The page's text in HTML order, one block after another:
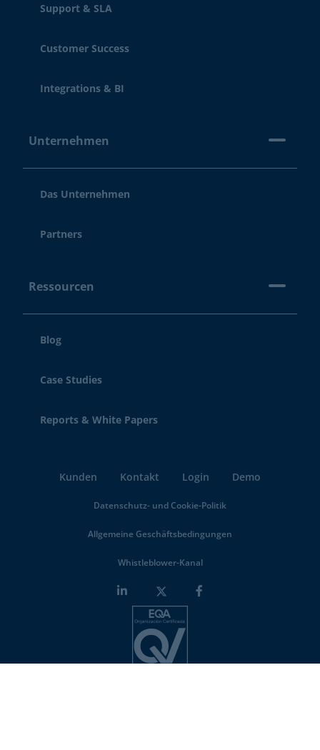
Support & SLA
Customer Success
Integrations & BI
Unternehmen
Das Unternehmen
Partners
Ressourcen
Blog
Case Studies
Reports & White Papers
Kunden Kontakt Login Demo
Datenschutz- und Cookie-Politik
Allgemeine Geschäftsbedingungen
Whistleblower-Kanal